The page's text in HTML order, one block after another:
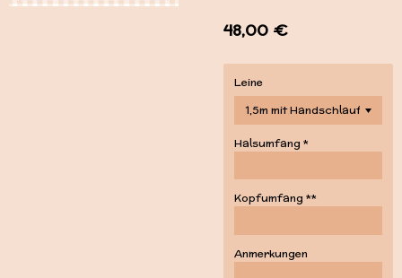
48,00 €
Leine
Halsumfang *
Kopfumfang **
Anmerkungen